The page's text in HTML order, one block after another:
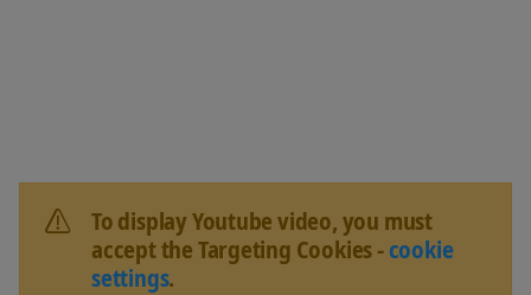
To display Youtube video, you must
accept the Targeting Cookies -cookie
settings.